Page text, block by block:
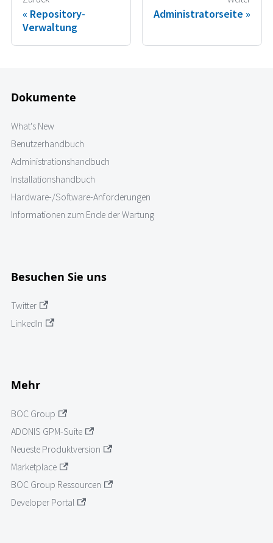
Repository-
Verwaltung
Administratorseite
Dokumente
What's New
Benutzerhandbuch
Administrationshandbuch
Installationshandbuch
Hardware-/Software-Anforderungen
Informationen zum Ende der Wartung
Besuchen Sie uns
Twitter
LinkedIn
Mehr
BOC Group
ADONIS GPM-Suite
Neueste Produktversion
Marketplace
BOC Group Ressourcen
Developer Portal